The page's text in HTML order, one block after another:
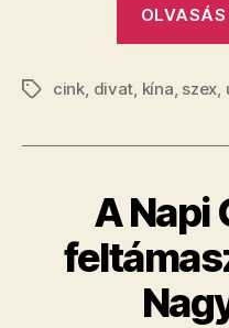
Címkék
cink, divat, kína, szex,
A Napi